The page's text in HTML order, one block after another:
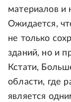
материалов и
Ожидается,
не только
зданий, но и
Кстати,
области, где
является